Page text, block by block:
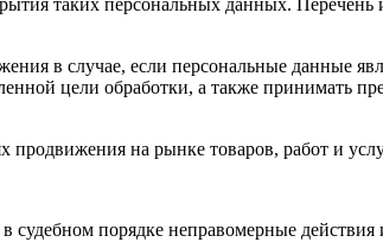
таких персональных данных.
в случае, если персональные данные
цели обработки, а также принимать
продвижения на рынке товаров, работ и
порядке неправомерные действия